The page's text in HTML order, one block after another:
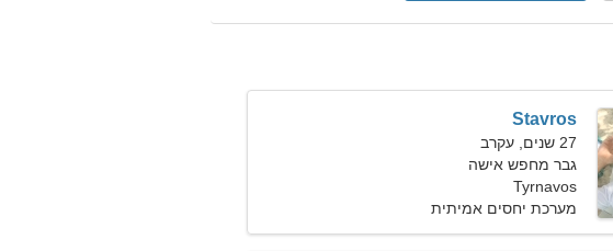
Stavros
27 שנים, עקרב
גבר מחפש אישה
Tyrnavos
מערכת יחסים אמיתית